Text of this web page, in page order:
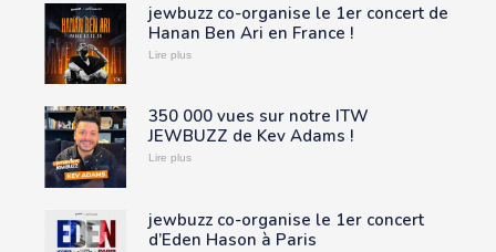
jewbuzz co-organise le 1er concert de
Hanan Ben Ari en France !
Lire plus
350 000 vues sur notre ITW
JEWBUZZ de Kev Adams !
Lire plus
jewbuzz co-organise le 1er concert
d’Eden Hason à Paris